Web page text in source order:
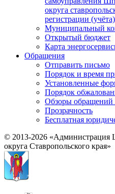
округа
регистрации
Муниципальный
Открытый бюджет
Карта
Обращения
Отправить письмо
Порядок и время
Установленные
Порядок
Обзоры обращений
Прозрачность
Бесплатная
© 2013-2026 «Администрация
округа Ставропольского края»